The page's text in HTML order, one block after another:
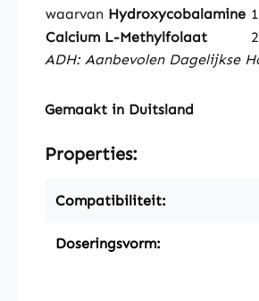
waarvan Hydroxycobalamine
Calcium L-Methylfolaat
ADH: Aanbevolen Dagelijkse
Gemaakt in Duitsland
Properties:
Compatibiliteit:
Doseringsvorm: